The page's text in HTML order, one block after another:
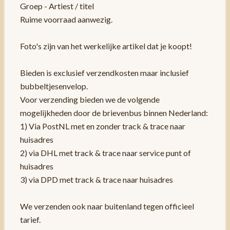
Groep - Artiest / titel
Ruime voorraad aanwezig.
Foto's zijn van het werkelijke artikel dat je koopt!
Bieden is exclusief verzendkosten maar inclusief
bubbeltjesenvelop.
Voor verzending bieden we de volgende
mogelijkheden door de brievenbus binnen Nederland:
1) Via PostNL met en zonder track & trace naar
huisadres
2) via DHL met track & trace naar service punt of
huisadres
3) via DPD met track & trace naar huisadres
We verzenden ook naar buitenland tegen officieel
tarief.